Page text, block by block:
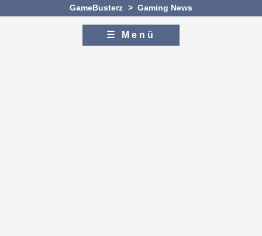
GameBusterz > Gaming News
☰ Menü